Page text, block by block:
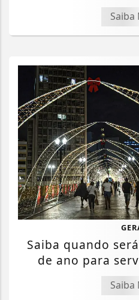
Saiba
Saiba quando
de ano para
Saiba